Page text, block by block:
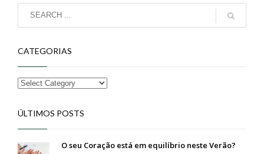
CATEGORIAS
ÚLTIMOS POSTS
O seu Coração está em equilíbrio neste Verão?